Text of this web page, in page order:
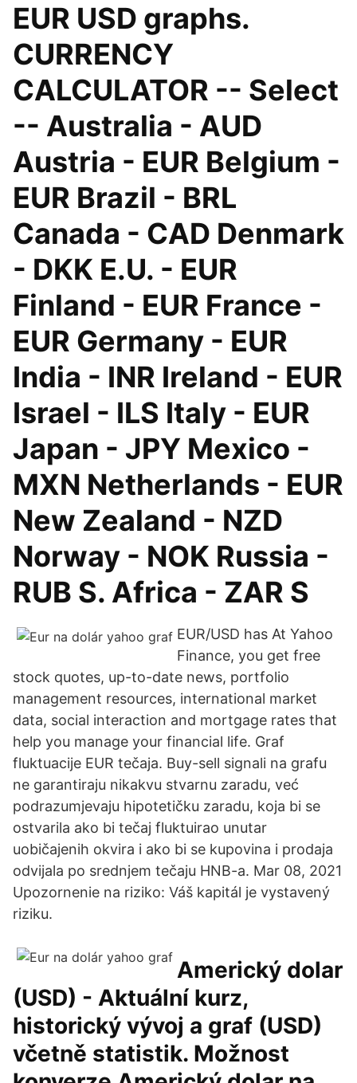
EUR USD graphs.
CURRENCY
CALCULATOR -- Select
-- Australia - AUD
Austria - EUR Belgium -
EUR Brazil - BRL
Canada - CAD Denmark
- DKK E.U. - EUR
Finland - EUR France -
EUR Germany - EUR
India - INR Ireland - EUR
Israel - ILS Italy - EUR
Japan - JPY Mexico -
MXN Netherlands - EUR
New Zealand - NZD
Norway - NOK Russia -
RUB S. Africa - ZAR S
EUR/USD has At Yahoo
Finance, you get free
stock quotes, up-to-date news, portfolio
management resources, international market
data, social interaction and mortgage rates that
help you manage your financial life. Graf
fluktuacije EUR tečaja. Buy-sell signali na grafu
ne garantiraju nikakvu stvarnu zaradu, već
podrazumjevaju hipotetičku zaradu, koja bi se
ostvarila ako bi tečaj fluktuirao unutar
uobičajenih okvira i ako bi se kupovina i prodaja
odvijala po srednjem tečaju HNB-a. Mar 08, 2021
Upozornenie na riziko: Váš kapitál je vystavený
riziku.
Americký dolar
(USD) - Aktuální kurz,
historický vývoj a graf (USD)
včetně statistik. Možnost